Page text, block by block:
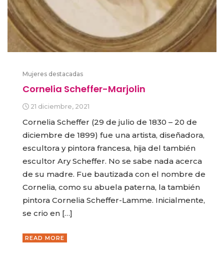
Mujeres destacadas
Cornelia Scheffer-Marjolin
21 diciembre, 2021
Cornelia Scheffer (29 de julio de 1830 – 20 de
diciembre de 1899) fue una artista, diseñadora,
escultora y pintora francesa, hija del también
escultor Ary Scheffer. No se sabe nada acerca
de su madre. Fue bautizada con el nombre de
Cornelia, como su abuela paterna, la también
pintora Cornelia Scheffer-Lamme. Inicialmente,
se crio en […]
READ MORE